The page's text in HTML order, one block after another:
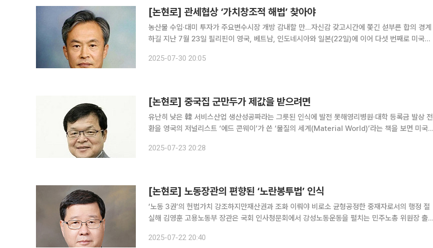
[논현로] 관세협상 ‘가치창조적 해법’ 찾아야
농산물 수입·대미 투자가 주요변수시장 개방 감내할 만…자신감 갖고시간에 쫓긴 섣부른 합의 경계
하길 지난 7월 23일 필리핀이 영국, 베트남, 인도네시아와 일본(22일)에 이어 다섯 번째로 미국과
너지 구매 7500억 달러, 미국 내 투자 6000억 달러로
2025-07-30 20:05
[논현로] 중국집 군만두가 제값을 받으려면
유난히 낮은 韓 서비스산업 생산성공짜라는 그릇된 인식에 발전 못해영리병원·대학 등록금 발상 전
환을 영국의 저널리스트 ‘에드 콘웨이’가 쓴 ‘물질의 세계(Material World)’라는 책을 보면 미국에
다. 그런데 우리나라에서 서비스 산업에 대한 인식은 어떨까
2025-07-23 20:28
[논현로] 노동장관의 편향된 ‘노란봉투법’ 인식
‘노동 3권’의 헌법가치 강조하지만재산권과 조화 이뤄야 비로소 균형공정한 중재자로서의 행정 절
실해 김영훈 고용노동부 장관은 국회 인사청문회에서 강성노동운동을 펼치는 민주노총 위원장 출신
합법 2, 3조 개정안)에 대해 “천문학적 손해배상과 극한투쟁의 악순환을 끊는
2025-07-22 20:40